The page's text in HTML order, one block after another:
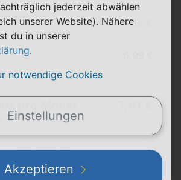
19,99 €6,99 €
Alle Details
jederzeit abwählen
unserer Website). Nähere
du in unserer
.
notwendige Cookies
Einstellungen
Akzeptieren